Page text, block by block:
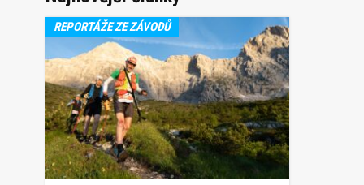
REPORTÁŽE ZE ZÁVODŮ